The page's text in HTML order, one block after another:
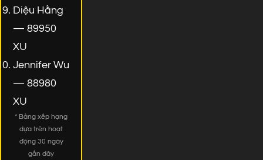
Diệu Hằng
— 89950
XU
Jennifer Wu
— 88980
XU
* Bảng xếp hạng
dựa trên hoạt
động 30 ngày
gần đây